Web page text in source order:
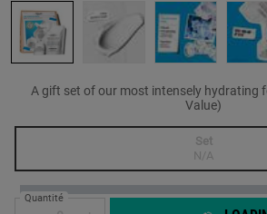
A gift set of our most intensely hydrating
Value)
Selected
The
Set
N/A, 1 of 1
Quantité